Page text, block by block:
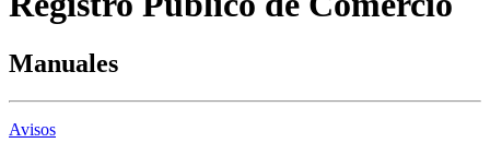
Manuales
Avisos